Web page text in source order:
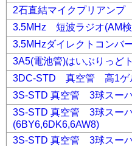
2石直結マイクプリアンプ
3.5MHz 短波ラジオ(AM
3.5MHzダイレクトコンバ
3A5(電池管)はいぶりっど
3DC-STD 真空管 高1ゲ
3S-STD 真空管 3球スー
3S-STD 真空管 3球スー
(6BY6,6DK6,6AW8)
3S-STD 真空管 3球ス